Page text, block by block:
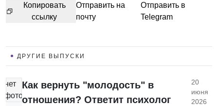
Копировать
ссылку
Отправить на
почту
Отправить в
Telegram
ДРУГИЕ ВЫПУСКИ
нет
фото
Как вернуть "молодость" в
отношения? Ответит психолог
20
июня
2026